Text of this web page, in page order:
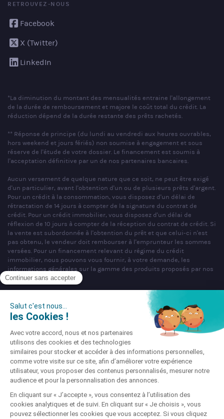
RETROUVEZ-NOUS
Facebook
X (Twitter)
LinkedIn
*La diminution du montant des mensualités entraine l'allongement
de la durée de remboursement et majore le coût total du crédit. La
réduction dépend de la durée restante des prêts rachetés.
** Réponse de principe (du lundi au vendredi aux heures ouvrables,
hors weekend et jours fériés) non soumise à engagement et sous
réserve de l'étude de votre dossier. Le financement est soumis à
l'acceptation définitive par un de nos partenaires bancaires.
Aucun versement de quelque nature que ce soit, ne peut être exigé
d'un particulier, avant l'obtention d'un ou de plusieurs prêts d'argent.
Pour un crédit à la consommation, vous disposez d'un délai de
rétractation de 14 jours à compter de la signature du contrat de
crédit. Pour un crédit immobilier, vous disposez d'un délai de
réflexion de 10 jours à compter de la réception du contrat de crédit. Si
la vente est subordonnée à l'obtention du prêt et que celui-ci n'est
pas obtenu, le vendeur doit rembourser à l'emprunteur les sommes
versées. Pour un financement relevant du régime du crédit
immobilier, nous pouvons vous fournir, à votre demande, les
informations générales sur la gamme des produits proposés par nos
partenaires bancaires.
SAS PARTNERS FINANCES au capital de 1 000 000 € - R.C.S. Nancy
n°404 681 496 - siège social : 22 rue de Malzéville, 54000 NANCY -
Mandataire non exclusif en opérations de banques et en services de
paiement & Intermédiaire en assurance, Courtier en opérations de
banque et services de paiement (COBSP), Courtier d'assurance ou de
réassurance (COA), Mandataire d'Intermédiaire d'Assurance (MIA)
immatriculé sous le n°ORIAS 07 036 794 (www.orias.fr).
Société soumise au contrôle de l'Autorité de Contrôle Prudentiel et de
Résolution (ACPR), dont l'adresse est sis 4 Place de Budapest, CS
92459, 75436 Paris Cedex 09 téléphone : 01 49 95 40 00 site :
www.acpr.banque-france.fr.
Site enregistré auprès de la CNIL sous le N° 856647 © Partners